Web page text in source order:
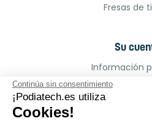
Fresas de
Su
Información
Facturas por
Continúa sin consentimiento
¡Podiatech.es utiliza
Cookies!